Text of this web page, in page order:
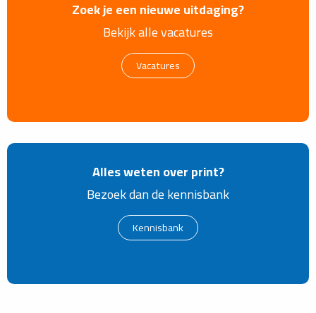
Zoek je een nieuwe uitdaging?
Bekijk alle vacatures
Vacatures
Alles weten over print?
Bezoek dan de kennisbank
Kennisbank